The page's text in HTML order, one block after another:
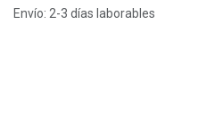
Envío: 2-3 días laborables